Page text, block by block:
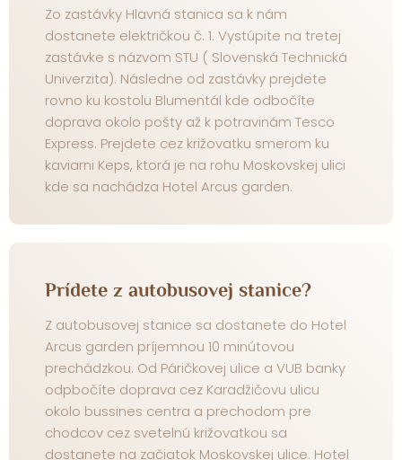
Zo zastávky Hlavná stanica sa k nám
dostanete električkou č. 1. Vystúpite na tretej
zastávke s názvom STU ( Slovenská Technická
Univerzita). Následne od zastávky prejdete
rovno ku kostolu Blumentál kde odbočíte
doprava okolo pošty až k potravinám Tesco
Express. Prejdete cez križovatku smerom ku
kaviarni Keps, ktorá je na rohu Moskovskej ulici
kde sa nachádza Hotel Arcus garden.
Prídete z autobusovej stanice?
Z autobusovej stanice sa dostanete do Hotel
Arcus garden príjemnou 10 minútovou
prechádzkou. Od Páričkovej ulice a VUB banky
odpbočíte doprava cez Karadžičovu ulicu
okolo bussines centra a prechodom pre
chodcov cez svetelnú križovatkou sa
dostanete na začiatok Moskovskej ulice. Hotel